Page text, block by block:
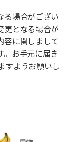
る場合がござい
更となる場合が
容に関しまして
。お手元に届き
すようお願いし